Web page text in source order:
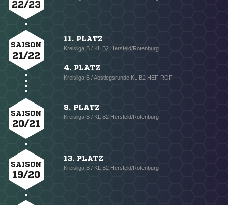
22/23
SAISON
21/22
11. PLATZ
Kreisliga B / KL B2 Hersfeld/Rotenburg
4. PLATZ
Kreisliga B / Abstiegsrunde KL B2 HEF-ROF
SAISON
20/21
9. PLATZ
Kreisliga B / KL B2 Hersfeld/Rotenburg
SAISON
19/20
13. PLATZ
Kreisliga B / KL B2 Hersfeld/Rotenburg